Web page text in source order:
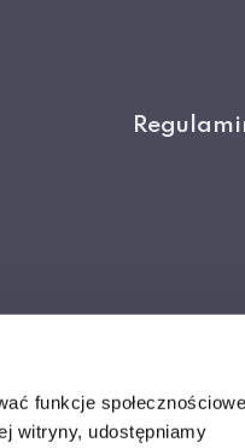
funkcje społecznościowe
witryny, udostępniamy